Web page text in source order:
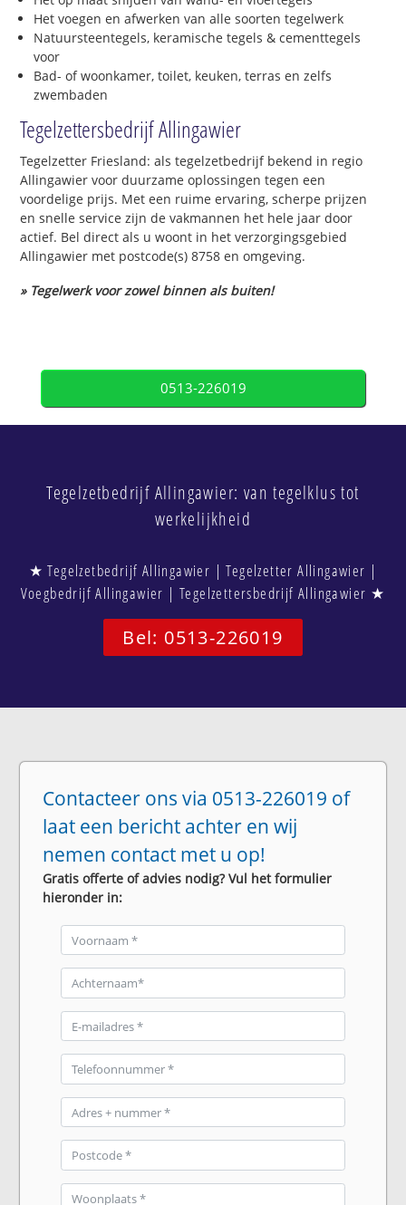
Het voegen en afwerken van alle soorten tegelwerk
Natuursteentegels, keramische tegels & cementtegels
voor
Bad- of woonkamer, toilet, keuken, terras en zelfs
zwembaden
Tegelzettersbedrijf Allingawier
Tegelzetter Friesland: als tegelzetbedrijf bekend in regio
Allingawier voor duurzame oplossingen tegen een
voordelige prijs. Met een ruime ervaring, scherpe prijzen
en snelle service zijn de vakmannen het hele jaar door
actief. Bel direct als u woont in het verzorgingsgebied
Allingawier met postcode(s) 8758 en omgeving.
» Tegelwerk voor zowel binnen als buiten!
0513-226019
Tegelzetbedrijf Allingawier: van tegelklus tot
werkelijkheid
★ Tegelzetbedrijf Allingawier | Tegelzetter Allingawier |
Voegbedrijf Allingawier | Tegelzettersbedrijf Allingawier ★
Bel: 0513-226019
Contacteer ons via 0513-226019 of
laat een bericht achter en wij
nemen contact met u op!
Gratis offerte of advies nodig? Vul het formulier
hieronder in: